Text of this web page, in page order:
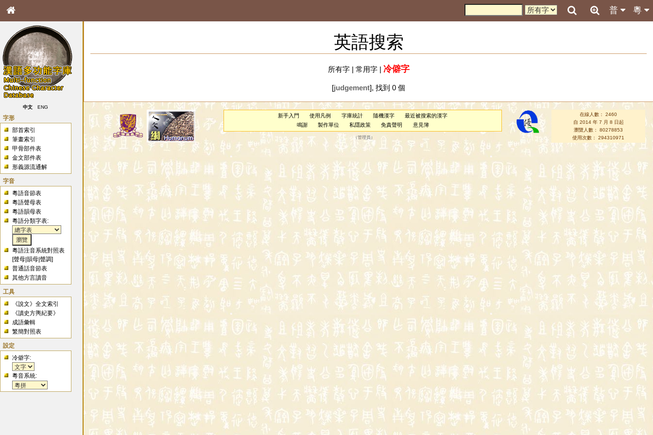
粵
普
中文 ENG
字形
部首索引
筆畫索引
甲骨部件表
金文部件表
形義源流通解
字音
粵語音節表
粵語聲母表
粵語韻母表
粵語分類字表:
粵語注音系統對照表
[聲母 |韻母 |聲調]
普通話音節表
其他方言讀音
工具
《說文》全文索引
《讀史方輿紀要》
成語彙輯
繁簡對照表
設定
冷僻字:
粵音系統:
英語搜索
所有字| 常用字| 冷僻字
[judgement], 找到 0 個
新手入門 使用凡例 字庫統計 隨機漢字
最近被搜索的漢字
鳴謝
製作單位 私隱政策 免責聲明 意見簿
（管理員 ）
在線人數： 2460
自 2014 年 7 月 8 日起
瀏覽人數： 80278853
使用次數： 294310971